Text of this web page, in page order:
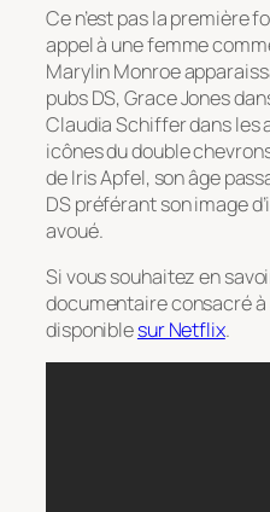
Ce n’est pas la première
appel à une femme
Marylin Monroe
pubs DS, Grace Jones
Claudia Schiffer dans les
icônes du double
de Iris Apfel, son âge
DS préférant son image
avoué.
Si vous souhaitez en
documentaire consacré à
disponiblesur Netflix.